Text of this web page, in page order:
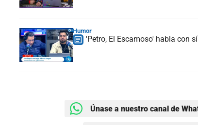
Humor
'Petro, El Escamoso' habla con
Únase a nuestro canal de